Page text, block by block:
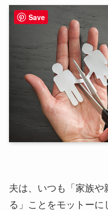
夫は、いつも「家族や
る」ことをモットー
Save